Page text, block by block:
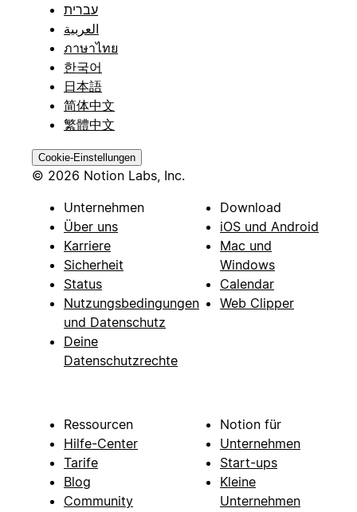
עברית
العربية
ภาษาไทย
한국어
日本語
简体中文
繁體中文
Cookie-Einstellungen
© 2026 Notion Labs, Inc.
Unternehmen
Über uns
Karriere
Sicherheit
Status
Nutzungsbedingungen
und Datenschutz
Deine
Datenschutzrechte
Download
iOS und Android
Mac und
Windows
Calendar
Web Clipper
Ressourcen
Hilfe-Center
Tarife
Blog
Community
Notion für
Unternehmen
Start-ups
Kleine
Unternehmen